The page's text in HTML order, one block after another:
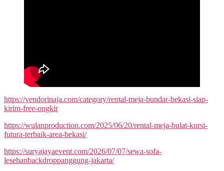
https://vendorinaja.com/category/rental-meja-bundar-bekasi-siap-
kirim-free-ongkir
https://wulanproduction.com/2025/06/20/rental-meja-bulat-kursi-
futura-terbaik-area-bekasi/
https://suryajayaevent.com/2026/07/07/sewa-sofa-
lesehanbackdroppanggung-jakarta/